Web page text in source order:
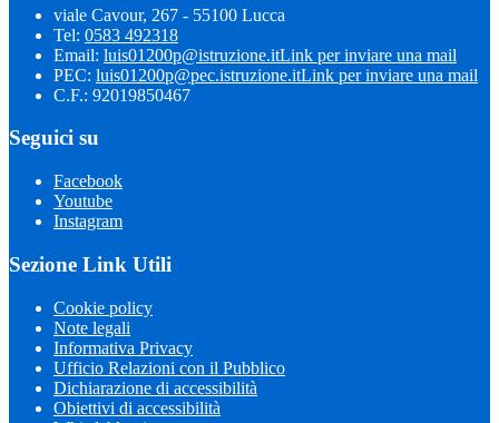
viale Cavour, 267 - 55100 Lucca
Tel: 0583 492318
Email: luis01200p@istruzione.itLink per inviare una mail
PEC: luis01200p@pec.istruzione.itLink per inviare una mail
C.F.: 92019850467
Seguici su
Facebook
Youtube
Instagram
Sezione Link Utili
Cookie policy
Note legali
Informativa Privacy
Ufficio Relazioni con il Pubblico
Dichiarazione di accessibilità
Obiettivi di accessibilità